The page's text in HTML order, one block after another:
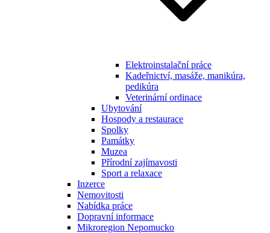
Elektroinstalační práce
Kadeřnictví, masáže, manikúra,
pedikúra
Veterinární ordinace
Ubytování
Hospody a restaurace
Spolky
Památky
Muzea
Přírodní zajímavosti
Sport a relaxace
Inzerce
Nemovitosti
Nabídka práce
Dopravní informace
Mikroregion Nepomucko